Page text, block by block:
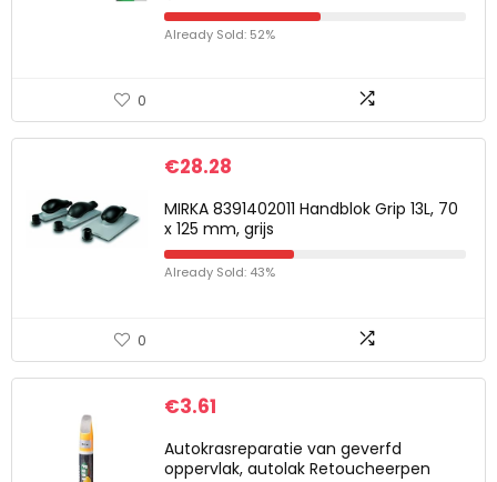
Already Sold: 52%
0
€28.28
MIRKA 8391402011 Handblok Grip 13L, 70
x 125 mm, grijs
Already Sold: 43%
0
€3.61
Autokrasreparatie van geverfd
oppervlak, autolak Retoucheerpen